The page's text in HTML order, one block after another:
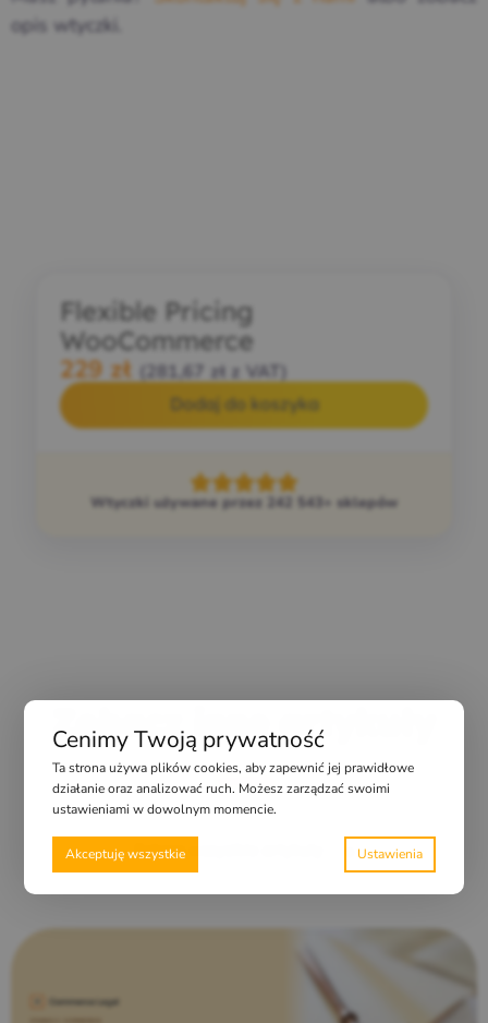
opis wtyczki.
Flexible Pricing
WooCommerce
229 zł 281,67 zł
z VAT)
Dodaj do koszyka
Wtyczki używane przez 242 543+ sklepów
Zobacz inne artykuły
Zobacz wszystkie artykuły
Cenimy Twoją prywatność
Ta strona używa plików cookies, aby zapewnić jej prawidłowe
działanie oraz analizować ruch. Możesz zarządzać swoimi
ustawieniami w dowolnym momencie.
Akceptuję wszystkie